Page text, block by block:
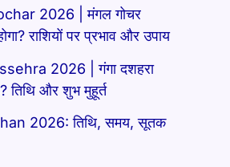
2026 | मंगल गोचर
राशियों पर प्रभाव और उपाय
2026 | गंगा दशहरा
तिथि और शुभ मुहूर्त
2026: तिथि, समय, सूतक